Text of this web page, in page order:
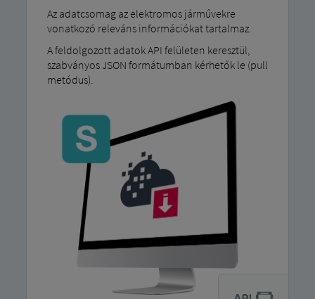
Az adatcsomag az elektromos járművekre
vonatkozó releváns információkat tartalmaz.
A feldolgozott adatok API felületen keresztül,
szabványos JSON formátumban kérhetők le (pull
metódus).